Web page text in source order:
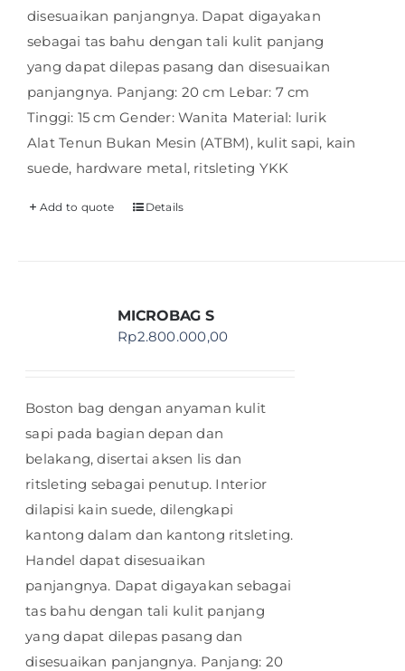
disesuaikan panjangnya. Dapat digayakan
sebagai tas bahu dengan tali kulit panjang
yang dapat dilepas pasang dan disesuaikan
panjangnya. Panjang: 20 cm Lebar: 7 cm
Tinggi: 15 cm Gender: Wanita Material: lurik
Alat Tenun Bukan Mesin (ATBM), kulit sapi, kain
suede, hardware metal, ritsleting YKK
Add to quote Details
MICROBAG S
Rp2.800.000,00
Boston bag dengan anyaman kulit
sapi pada bagian depan dan
belakang, disertai aksen lis dan
ritsleting sebagai penutup. Interior
dilapisi kain suede, dilengkapi
kantong dalam dan kantong ritsleting.
Handel dapat disesuaikan
panjangnya. Dapat digayakan sebagai
tas bahu dengan tali kulit panjang
yang dapat dilepas pasang dan
disesuaikan panjangnya. Panjang: 20